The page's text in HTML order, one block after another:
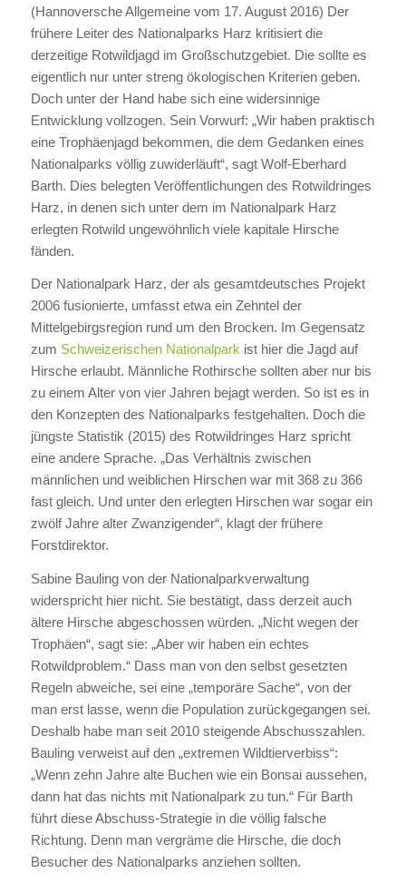
(Hannoversche Allgemeine vom 17. August 2016) Der
frühere Leiter des Nationalparks Harz kritisiert die
derzeitige Rotwildjagd im Großschutzgebiet. Die sollte es
eigentlich nur unter streng ökologischen Kriterien geben.
Doch unter der Hand habe sich eine widersinnige
Entwicklung vollzogen. Sein Vorwurf: „Wir haben praktisch
eine Trophäenjagd bekommen, die dem Gedanken eines
Nationalparks völlig zuwiderläuft“, sagt Wolf-Eberhard
Barth. Dies belegten Veröffentlichungen des Rotwildringes
Harz, in denen sich unter dem im Nationalpark Harz
erlegten Rotwild ungewöhnlich viele kapitale Hirsche
fänden.
Der Nationalpark Harz, der als gesamtdeutsches Projekt
2006 fusionierte, umfasst etwa ein Zehntel der
Mittelgebirgsregion rund um den Brocken. Im Gegensatz
zum Schweizerischen Nationalpark ist hier die Jagd auf
Hirsche erlaubt. Männliche Rothirsche sollten aber nur bis
zu einem Alter von vier Jahren bejagt werden. So ist es in
den Konzepten des Nationalparks festgehalten. Doch die
jüngste Statistik (2015) des Rotwildringes Harz spricht
eine andere Sprache. „Das Verhältnis zwischen
männlichen und weiblichen Hirschen war mit 368 zu 366
fast gleich. Und unter den erlegten Hirschen war sogar ein
zwölf Jahre alter Zwanzigender“, klagt der frühere
Forstdirektor.
Sabine Bauling von der Nationalparkverwaltung
widerspricht hier nicht. Sie bestätigt, dass derzeit auch
ältere Hirsche abgeschossen würden. „Nicht wegen der
Trophäen“, sagt sie: „Aber wir haben ein echtes
Rotwildproblem.“ Dass man von den selbst gesetzten
Regeln abweiche, sei eine „temporäre Sache“, von der
man erst lasse, wenn die Population zurückgegangen sei.
Deshalb habe man seit 2010 steigende Abschusszahlen.
Bauling verweist auf den „extremen Wildtierverbiss“:
„Wenn zehn Jahre alte Buchen wie ein Bonsai aussehen,
dann hat das nichts mit Nationalpark zu tun.“ Für Barth
führt diese Abschuss-Strategie in die völlig falsche
Richtung. Denn man vergräme die Hirsche, die doch
Besucher des Nationalparks anziehen sollten.